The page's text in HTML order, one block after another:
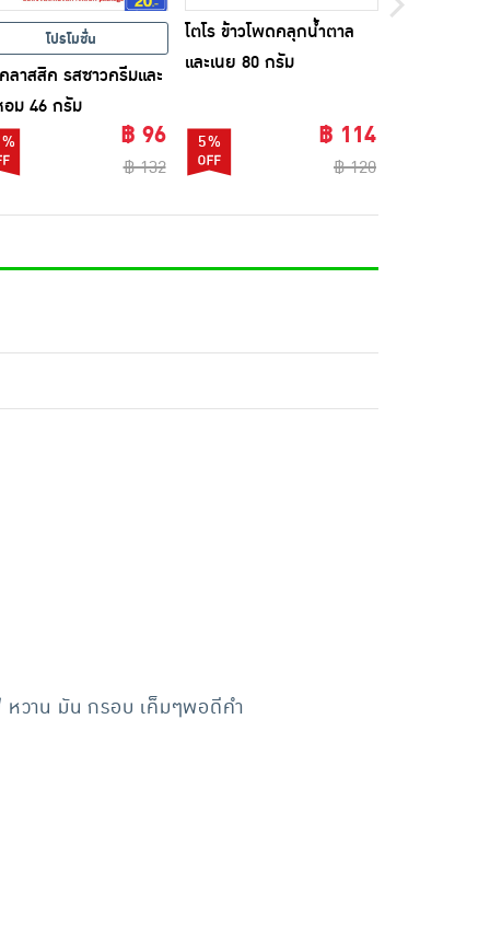
โปรโมชั่น
ลาสสิค รสซาวครีมและ
ม 46 กรัม
฿ 96
฿ 132
โตโร ข้าวโพดคลุกน้ำตาล
และเนย 80 กรัม
5% ฿ 114
฿ 120
หวาน มัน กรอบ เค็มๆพอดีคำ